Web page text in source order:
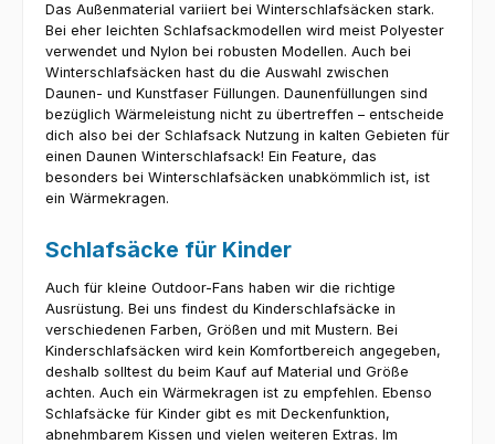
Das Außenmaterial variiert bei Winterschlafsäcken stark.
Bei eher leichten Schlafsackmodellen wird meist Polyester
verwendet und Nylon bei robusten Modellen. Auch bei
Winterschlafsäcken hast du die Auswahl zwischen
Daunen- und Kunstfaser Füllungen. Daunenfüllungen sind
bezüglich Wärmeleistung nicht zu übertreffen – entscheide
dich also bei der Schlafsack Nutzung in kalten Gebieten für
einen Daunen Winterschlafsack! Ein Feature, das
besonders bei Winterschlafsäcken unabkömmlich ist, ist
ein Wärmekragen.
Schlafsäcke für Kinder
Auch für kleine Outdoor-Fans haben wir die richtige
Ausrüstung. Bei uns findest du Kinderschlafsäcke in
verschiedenen Farben, Größen und mit Mustern. Bei
Kinderschlafsäcken wird kein Komfortbereich angegeben,
deshalb solltest du beim Kauf auf Material und Größe
achten. Auch ein Wärmekragen ist zu empfehlen. Ebenso
Schlafsäcke für Kinder gibt es mit Deckenfunktion,
abnehmbarem Kissen und vielen weiteren Extras. Im